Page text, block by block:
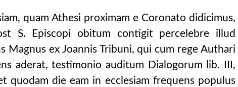
quam Athesi proximam e Coronato didicimus,
S. Episcopi obitum contigit percelebre illud
Magnus ex Joannis Tribuni, qui cum rege Authari
aderat, testimonio auditum Dialogorum lib. III,
quodam die eam in ecclesiam frequens populus